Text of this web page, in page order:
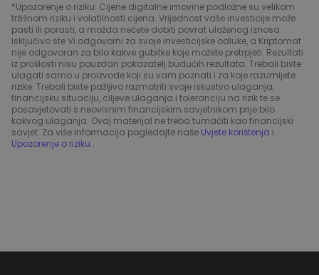
*Upozorenje o riziku: Cijene digitalne imovine podložne su velikom
tržišnom riziku i volatilnosti cijena. Vrijednost vaše investicije može
pasti ili porasti, a možda nećete dobiti povrat uloženog iznosa.
Isključivo ste Vi odgovorni za svoje investicijske odluke, a Kriptomat
nije odgovoran za bilo kakve gubitke koje možete pretrpjeti. Rezultati
iz prošlosti nisu pouzdan pokazatelj budućih rezultata. Trebali biste
ulagati samo u proizvode koji su vam poznati i za koje razumijete
rizike. Trebali biste pažljivo razmotriti svoje iskustvo ulaganja,
financijsku situaciju, ciljeve ulaganja i toleranciju na rizik te se
posavjetovati s neovisnim financijskim savjetnikom prije bilo
kakvog ulaganja. Ovaj materijal ne treba tumačiti kao financijski
savjet. Za više informacija pogledajte naše Uvjete korištenja i
Upozorenje o riziku .